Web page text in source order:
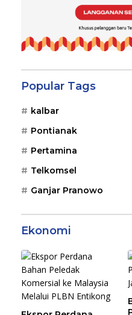
Popular Tags
kalbar
Pontianak
Pertamina
Telkomsel
Ganjar Pranowo
Ekonomi